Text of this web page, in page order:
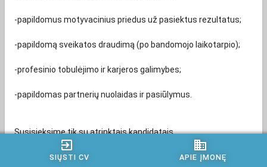
exit_to_app
SIŲSTI CV
business
APIE ĮMONĘ
-papildomus motyvacinius priedus už pasiektus rezultatus;
-papildomą sveikatos draudimą (po bandomojo laikotarpio);
-profesinio tobulėjimo ir karjeros galimybes;
-papildomas partnerių nuolaidas ir pasiūlymus.
Susisieksime tik su atrinktais kandidatais.
Atsiliepdami į karjeros skelbimą ir pateikdami savo CV, Jūs